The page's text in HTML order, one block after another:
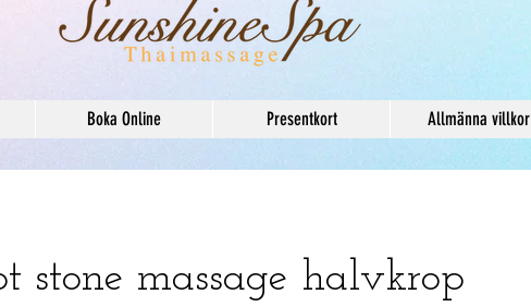
Boka Online Presentkort Allmänna villkor
stone massage halvkrop